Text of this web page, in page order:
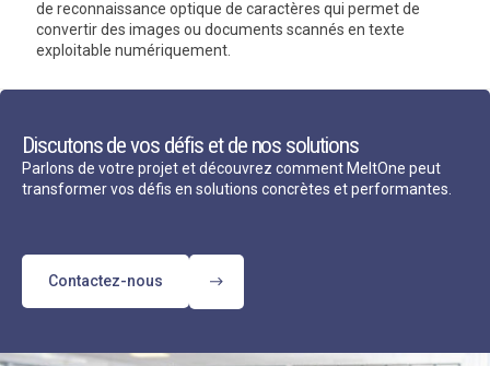
de reconnaissance optique de caractères qui permet de
convertir des images ou documents scannés en texte
exploitable numériquement.
Discutons de vos défis et de nos solutions
Parlons de votre projet et découvrez comment MeltOne peut
transformer vos défis en solutions concrètes et performantes.
Contactez-nous